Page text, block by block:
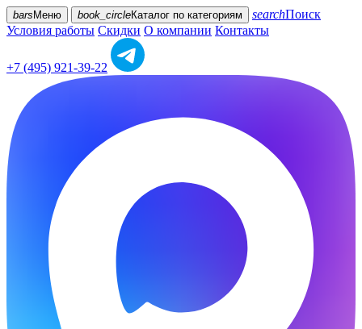
bars Меню book_circleКаталог по категориям searchПоиск
Условия работы Скидки О компании Контакты
+7 (495) 921-39-22